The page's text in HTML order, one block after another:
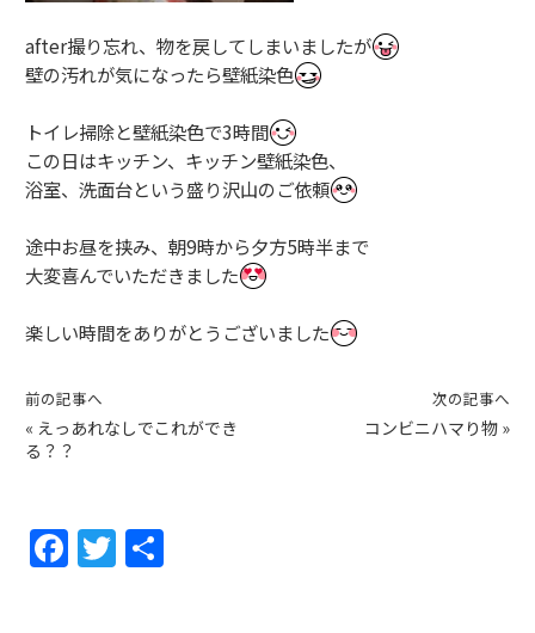
after撮り忘れ、物を戻してしまいましたが
壁の汚れが気になったら壁紙染色
トイレ掃除と壁紙染色で3時間
この日はキッチン、キッチン壁紙染色、
浴室、洗面台という盛り沢山のご依頼
途中お昼を挟み、朝9時から夕方5時半まで
大変喜んでいただきました
楽しい時間をありがとうございました
前の記事へ
« えっあれなしでこれができ
る？？
次の記事へ
コンビニハマり物 »
F
a
T
w